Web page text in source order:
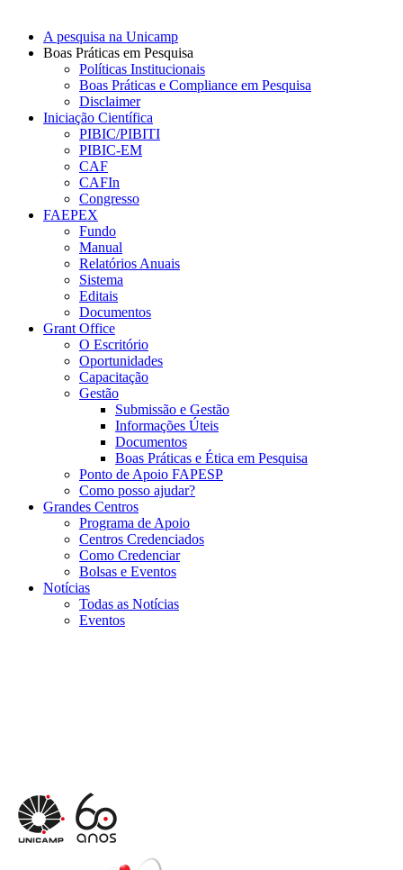
A pesquisa na Unicamp
Boas Práticas em Pesquisa
Políticas Institucionais
Boas Práticas e Compliance em Pesquisa
Disclaimer
Iniciação Científica
PIBIC/PIBITI
PIBIC-EM
CAF
CAFIn
Congresso
FAEPEX
Fundo
Manual
Relatórios Anuais
Sistema
Editais
Documentos
Grant Office
O Escritório
Oportunidades
Capacitação
Gestão
Submissão e Gestão
Informações Úteis
Documentos
Boas Práticas e Ética em Pesquisa
Ponto de Apoio FAPESP
Como posso ajudar?
Grandes Centros
Programa de Apoio
Centros Credenciados
Como Credenciar
Bolsas e Eventos
Notícias
Todas as Notícias
Eventos